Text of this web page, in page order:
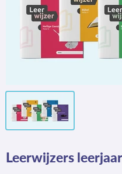
Leerwijzers